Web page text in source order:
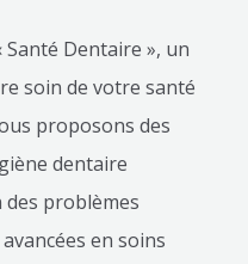
Dentaire », un
soin de votre santé
proposons des
dentaire
problèmes
en soins